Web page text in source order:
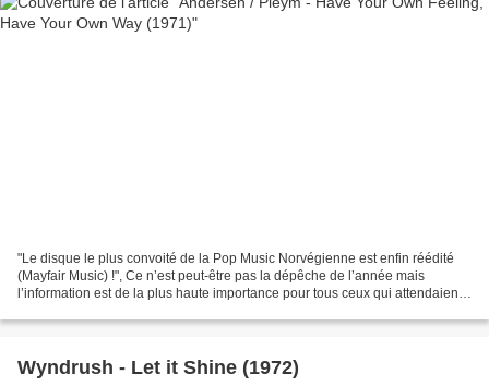
"Le disque le plus convoité de la Pop Music Norvégienne est enfin réédité
(Mayfair Music) !", Ce n’est peut-être pas la dépêche de l’année mais
l’information est de la plus haute importance pour tous ceux qui attendaient,
Wyndrush - Let it Shine (1972)